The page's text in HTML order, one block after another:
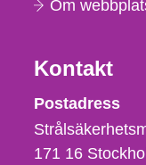
Om
Kontakt
Postadress
171 16